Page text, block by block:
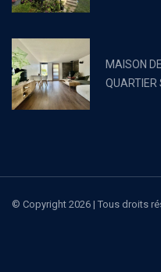
MAISON
QUARTIER
© Copyright 2026 | Tous droits